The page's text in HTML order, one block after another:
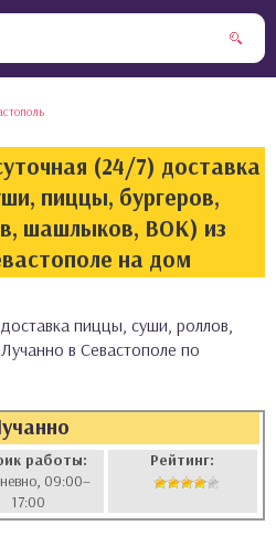
(24/7) доставка
пиццы, бургеров,
шашлыков, ВОК) из
на дом
пиццы, суши, роллов,
в Севастополе по
работы:
09:00–
17:00
Рейтинг: